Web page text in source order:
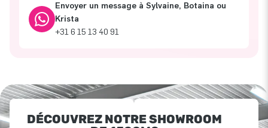
Envoyer un message à Sylvaine, Botaina ou
Krista
+31 6 15 13 40 91
DÉCOUVREZ NOTRE SHOWROOM